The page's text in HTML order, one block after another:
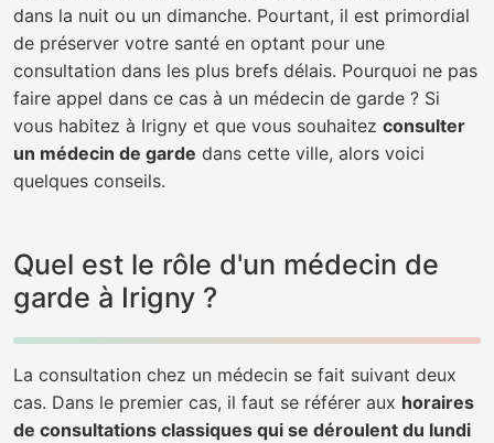
dans la nuit ou un dimanche. Pourtant, il est primordial
de préserver votre santé en optant pour une
consultation dans les plus brefs délais. Pourquoi ne pas
faire appel dans ce cas à un médecin de garde ? Si
vous habitez à Irigny et que vous souhaitez consulter
un médecin de garde dans cette ville, alors voici
quelques conseils.
Quel est le rôle d'un médecin de
garde à Irigny ?
La consultation chez un médecin se fait suivant deux
cas. Dans le premier cas, il faut se référer aux horaires
de consultations classiques qui se déroulent du lundi